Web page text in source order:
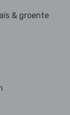
& groente